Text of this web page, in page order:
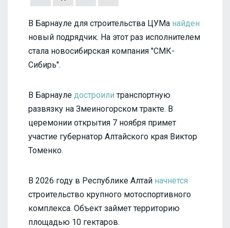
В Барнауле для строительства ЦУМа найден
новый подрядчик. На этот раз исполнителем
стала новосибирская компания "СМК-
Сибирь".
В Барнауле достроили транспортную
развязку на Змеиногорском тракте. В
церемонии открытия 7 ноября примет
участие губернатор Алтайского края Виктор
Томенко.
В 2026 году в Республике Алтай начнется
строительство крупного мотоспортивного
комплекса. Объект займет территорию
площадью 10 гектаров.